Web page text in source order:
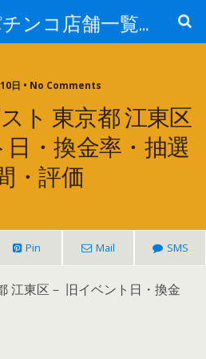
全国優良パチンコ店舗一覧：プロ厳選ガイド
日 • No Comments
ト 東京都 江東区
日・換金率・抽選
・評価
Pin Mail SMS
江東区－ 旧イベント日・換金